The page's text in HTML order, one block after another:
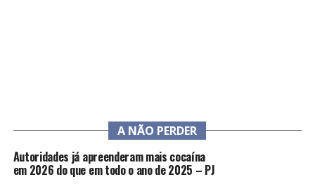
A NÃO PERDER
Autoridades já apreenderam mais cocaína
em 2026 do que em todo o ano de 2025 – PJ